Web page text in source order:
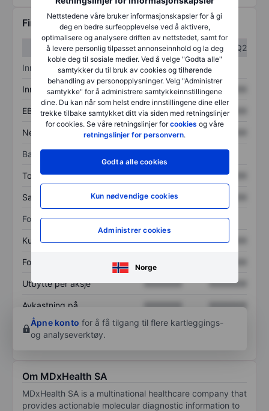
Nettstedene våre bruker informasjonskapsler for å gi
deg en bedre surfeopplevelse ved å aktivere,
optimalisere og analysere driften av nettstedet, samt for
å levere personlig tilpasset annonseinnhold og la deg
koble deg til sosiale medier. Ved å velge "Godta alle"
samtykker du til bruk av cookies og tilhørende
behandling av personopplysninger. Velg "Administrer
samtykke" for å administrere samtykkeinnstillingene
dine. Du kan når som helst endre innstillingene dine eller
trekke tilbake samtykket ditt via siden med retningslinjer
for cookies. Se våre retningslinjer forcookies og våre
retningslinjer for personvern.
Godta alle cookies
Kun nødvendige cookies
Administrer cookies
Norge
Finansiell informasjon
Q1
Q2
Inntektsoversikt
Inntekter XXXXXXX XXXXXXX
EBITDA XXXXXXX XXXXXXX
Nettoinntekt XXXXXXX
Balanse
Totale eiendeler XXXXXXX XXXXXXX
Samlet gjeld XXXXXXX
Forholdstall
Kurs/salg XXXXXXX XXXXXXX
Fortjeneste per aksje
Utbytte per aksje XXXXXXX XXXXXXX
Avkastning på
egenkapital
XXXXXXX
XXXXXXX
Åpne konto for å få tilgang til flere kartleggings-
og analyseverktøy.
Om MDxHealth SA
MDxHealth SA is a multinational healthcare company that
provides actionable molecular diagnostic information to